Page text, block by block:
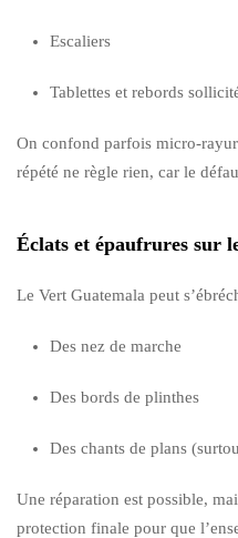
Escaliers
Tablettes et rebords
On confond parfois micro-
répété ne règle rien, car le
Éclats et épaufrures sur
Le Vert Guatemala peut
Des nez de marche
Des bords de plinthes
Des chants de plans
Une réparation est possible,
protection finale pour que